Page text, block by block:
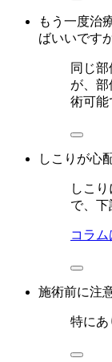
もう一度治
ばいいです
同じ
が、
術可能
しこりが心
しこ
で、下
コラム
施術前に注
特にあ